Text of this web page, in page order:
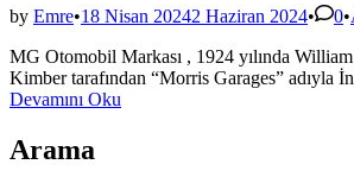
by Emre•18 Nisan 20242 Haziran 2024• 0•
MG Otomobil Markası , 1924 yılında
Kimber tarafından “Morris Garages” adıyla
Devamını Oku
Arama